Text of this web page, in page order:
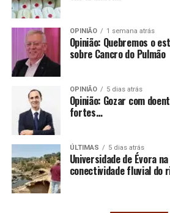
OPINIÃO 1 semana atrás
Opinião: Quebremos o
sobre Cancro do Pulmão
OPINIÃO 5 dias atrás
Opinião: Gozar com
fortes…
ÚLTIMAS 5 dias atrás
Universidade de Évora
conectividade fluvial do